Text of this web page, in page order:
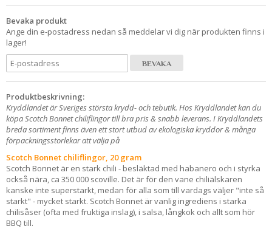
Bevaka produkt
Ange din e-postadress nedan så meddelar vi dig när produkten finns i
lager!
BEVAKA
Produktbeskrivning:
Kryddlandet är Sveriges största krydd- och tebutik. Hos Kryddlandet kan du
köpa Scotch Bonnet chiliflingor till bra pris & snabb leverans. I Kryddlandets
breda sortiment finns även ett stort utbud av ekologiska kryddor & många
förpackningsstorlekar att välja på
Scotch Bonnet chiliflingor, 20 gram
Scotch Bonnet är en stark chili - besläktad med habanero och i styrka
också nära, ca 350 000 scoville. Det är för den vane chiliälskaren
kanske inte superstarkt, medan för alla som till vardags väljer "inte så
starkt" - mycket starkt. Scotch Bonnet är vanlig ingrediens i starka
chilisåser (ofta med fruktiga inslag), i salsa, långkok och allt som hör
BBQ till.